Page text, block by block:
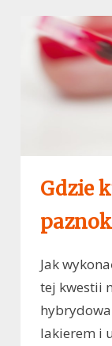
Gdzie
Jak
tej kwestii
lakierem i